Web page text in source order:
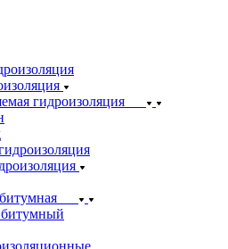
гидроизоляция